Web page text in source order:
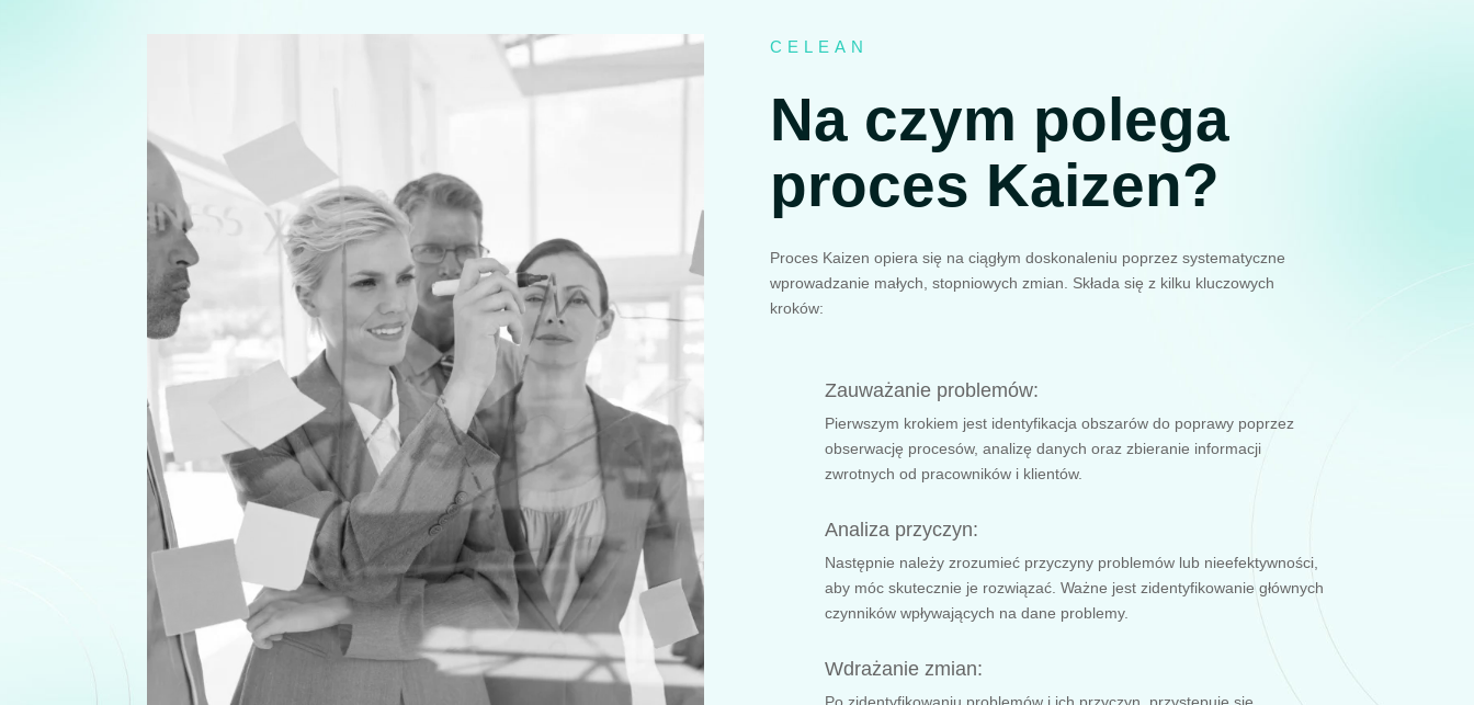
CELEAN
Na czym polega
proces Kaizen?
Proces Kaizen opiera się na ciągłym doskonaleniu poprzez systematyczne
wprowadzanie małych, stopniowych zmian. Składa się z kilku kluczowych
kroków:
Zauważanie problemów:
Pierwszym krokiem jest identyfikacja obszarów do poprawy poprzez
obserwację procesów, analizę danych oraz zbieranie informacji
zwrotnych od pracowników i klientów.
Analiza przyczyn:
Następnie należy zrozumieć przyczyny problemów lub nieefektywności,
aby móc skutecznie je rozwiązać. Ważne jest zidentyfikowanie głównych
czynników wpływających na dane problemy.
Wdrażanie zmian:
Po zidentyfikowaniu problemów i ich przyczyn, przystępuje się